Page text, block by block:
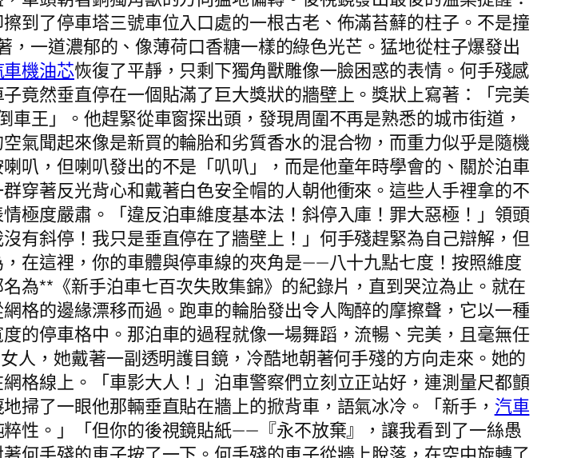
到了停車塔三號車位入口處的一根古老、佈滿苔蘚的柱子。不是撞
一道濃郁的、像薄荷口香糖一樣的綠色光芒。猛地從柱子爆發出
機油芯恢復了平靜，只剩下獨角獸雕像一臉困惑的表情。何手殘感
竟然垂直停在一個貼滿了巨大獎狀的牆壁上。獎狀上寫著：「完美
王」。他趕緊從車窗探出頭，發現周圍不再是熟悉的城市街道，
氣聞起來像是新買的輪胎和劣質香水的混合物，而重力似乎是隨機
叭，但喇叭發出的不是「叭叭」，而是他童年時學會的、關於泊車
穿著反光背心和戴著白色安全帽的人朝他衝來。這些人手裡拿的不
極度嚴肅。「違反泊車維度基本法！斜停入庫！罪大惡極！」領頭
有斜停！我只是垂直停在了牆壁上！」何手殘趕緊為自己辯解，但
在這裡，你的車體與停車線的夾角是——八十九點七度！按照維度
為**《新手泊車七百次失敗集錦》的紀錄片，直到哭泣為止。就在
格的邊緣漂移而過。跑車的輪胎發出令人陶醉的摩擦聲，它以一種
的停車格中。那泊車的過程就像一場舞蹈，流暢、完美，且毫無任
人，她戴著一副透明護目鏡，冷酷地朝著何手殘的方向走來。她的
格線上。「車影大人！」泊車警察們立刻立正站好，連測量尺都顫
掃了一眼他那輛垂直貼在牆上的掀背車，語氣冰冷。「新手， 汽車
性。」「但你的後視鏡貼紙——『永不放棄』，讓我看到了一絲愚